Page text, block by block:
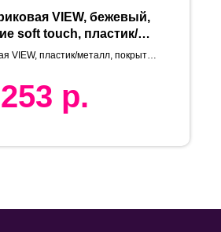
VIEW, бежевый,
soft touch, пластик/
металл
VIEW, пластик/металл, покрытие
253 р.